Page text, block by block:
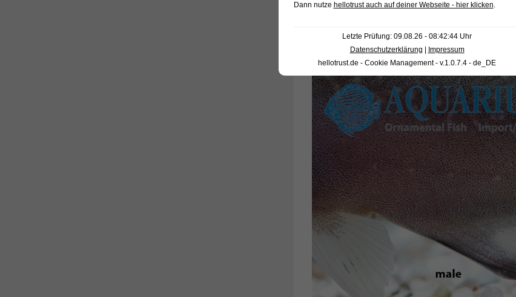
Dann nutze hellotrust auch auf deiner Webseite - hier klicken.
Letzte Prüfung: 09.08.26 - 08:42:44 Uhr
Datenschutzerklärung
Impressum
hellotrust.de - Cookie Management - v.1.0.7.4 - de_DE